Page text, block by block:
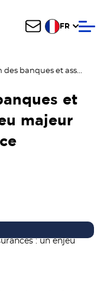
FR
Digitalisation des banques et assurances : un enjeu majeur face à la concurrence
et
majeur